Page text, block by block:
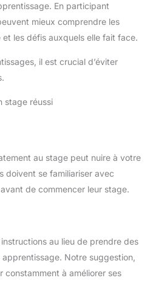
En participant
mieux comprendre les
et les défis auxquels elle fait face.
il est crucial d’éviter
stage réussi
au stage peut nuire à votre
doivent se familiariser avec
de commencer leur stage.
au lieu de prendre des
Notre suggestion,
à améliorer ses